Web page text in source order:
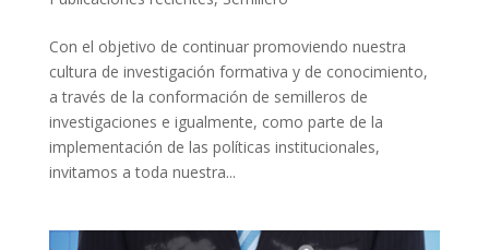
Con el objetivo de continuar promoviendo nuestra
cultura de investigación formativa y de conocimiento,
a través de la conformación de semilleros de
investigaciones e igualmente, como parte de la
implementación de las políticas institucionales,
invitamos a toda nuestra...